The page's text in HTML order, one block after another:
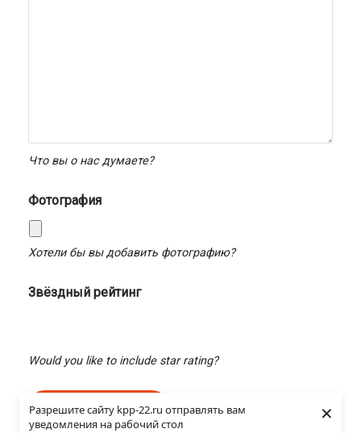
Разрешите сайту kpp-22.ru отправлять вам
уведомления на рабочий стол
×
Что вы о нас думаете?
Фотография
Хотели бы вы добавить фотографию?
Звёздный рейтинг
Would you like to include star rating?